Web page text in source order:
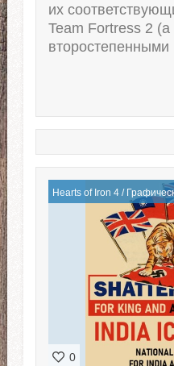
их
Team Fortress 2
второстепенными
Hearts of Iron 4/
0